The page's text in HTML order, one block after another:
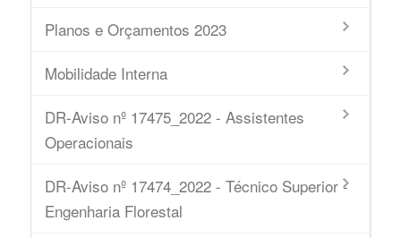
Planos e Orçamentos 2023
Mobilidade Interna
DR-Aviso nº 17475_2022 - Assistentes
Operacionais
DR-Aviso nº 17474_2022 - Técnico Superior -
Engenharia Florestal